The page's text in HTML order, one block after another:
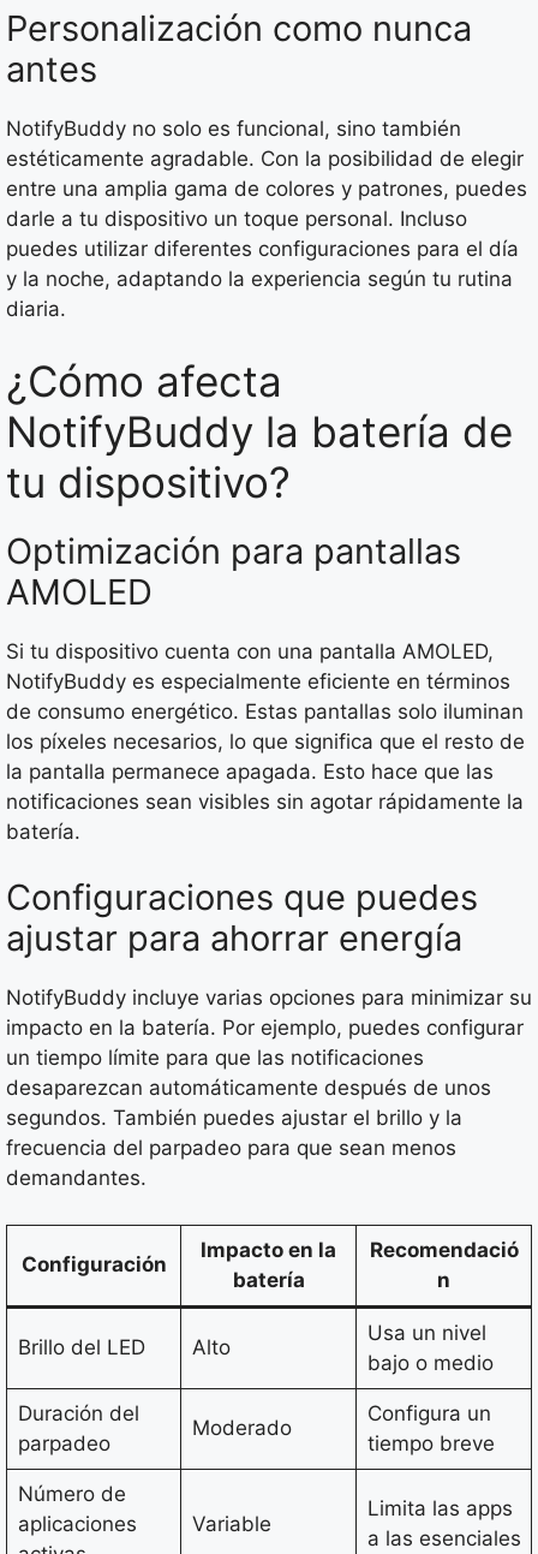
Personalización como nunca
antes
NotifyBuddy no solo es funcional, sino también
estéticamente agradable. Con la posibilidad de elegir
entre una amplia gama de colores y patrones, puedes
darle a tu dispositivo un toque personal. Incluso
puedes utilizar diferentes configuraciones para el día
y la noche, adaptando la experiencia según tu rutina
diaria.
¿Cómo afecta
NotifyBuddy la batería de
tu dispositivo?
Optimización para pantallas
AMOLED
Si tu dispositivo cuenta con una pantalla AMOLED,
NotifyBuddy es especialmente eficiente en términos
de consumo energético. Estas pantallas solo iluminan
los píxeles necesarios, lo que significa que el resto de
la pantalla permanece apagada. Esto hace que las
notificaciones sean visibles sin agotar rápidamente la
batería.
Configuraciones que puedes
ajustar para ahorrar energía
NotifyBuddy incluye varias opciones para minimizar su
impacto en la batería. Por ejemplo, puedes configurar
un tiempo límite para que las notificaciones
desaparezcan automáticamente después de unos
segundos. También puedes ajustar el brillo y la
frecuencia del parpadeo para que sean menos
demandantes.
Configuración
Impacto en la
batería
Recomendació
n
Brillo del LED Alto
Usa un nivel
bajo o medio
Duración del
parpadeo
Moderado
Configura un
tiempo breve
Número de
aplicaciones
Variable
Limita las apps
a las esenciales